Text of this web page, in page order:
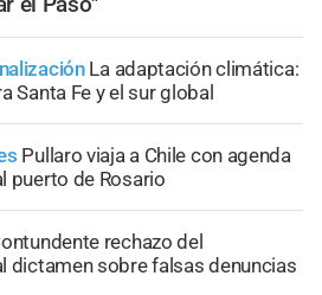
La adaptación climática:
Santa Fe y el sur global
Pullaro viaja a Chile con agenda
puerto de Rosario
rechazo del
dictamen sobre falsas denuncias